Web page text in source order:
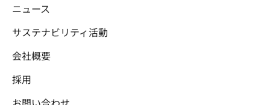
ニュース
サステナビリティ活動
会社概要
採用